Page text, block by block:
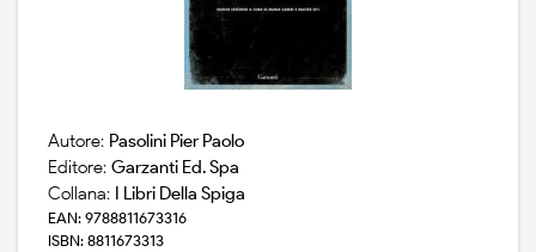
Autore: Pasolini Pier Paolo
Editore: Garzanti Ed. Spa
Collana: I Libri Della Spiga
EAN: 9788811673316
ISBN: 8811673313